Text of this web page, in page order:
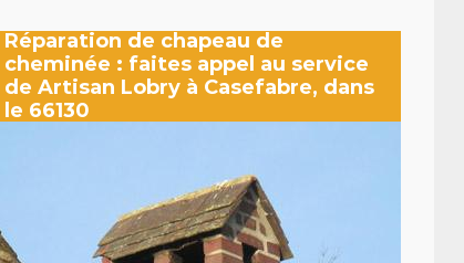
Réparation de chapeau de
cheminée : faites appel au service
de Artisan Lobry à Casefabre, dans
le 66130